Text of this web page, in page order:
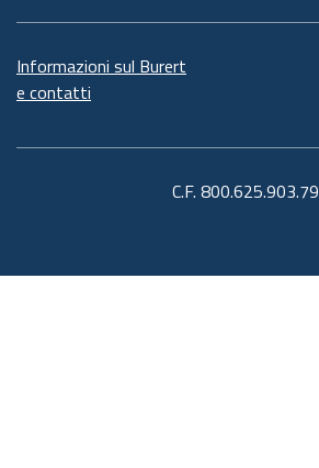
Informazioni sul Burert
e contatti
C.F. 800.625.903.79